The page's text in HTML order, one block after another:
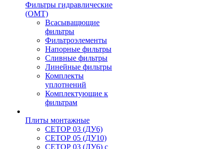
Фильтры гидравлические
(OMT)
Всасыващющие
фильтры
Фильтроэлементы
Напорные фильтры
Сливные фильтры
Линейные фильтры
Комплекты
уплотнений
Комплектующие к
фильтрам
Плиты монтажные
CЕТОР 03 (ДУ6)
CЕТОР 05 (ДУ10)
CЕТОР 03 (ДУ6) с